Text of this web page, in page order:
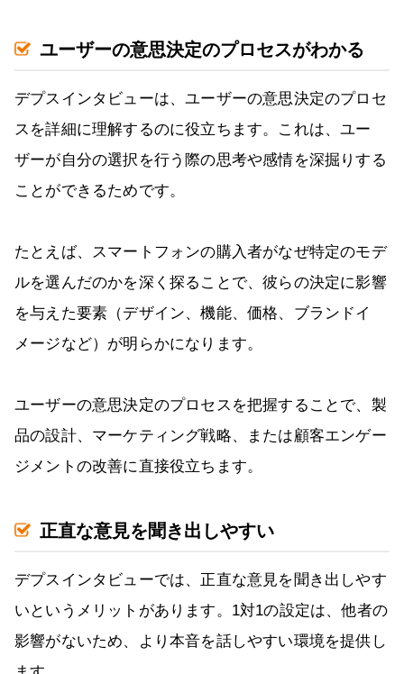
ユーザーの意思決定のプロセスがわかる
デプスインタビューは、ユーザーの意思決定のプロセ
スを詳細に理解するのに役立ちます。これは、ユー
ザーが自分の選択を行う際の思考や感情を深掘りする
ことができるためです。
たとえば、スマートフォンの購入者がなぜ特定のモデ
ルを選んだのかを深く探ることで、彼らの決定に影響
を与えた要素（デザイン、機能、価格、ブランドイ
メージなど）が明らかになります。
ユーザーの意思決定のプロセスを把握することで、製
品の設計、マーケティング戦略、または顧客エンゲー
ジメントの改善に直接役立ちます。
正直な意見を聞き出しやすい
デプスインタビューでは、正直な意見を聞き出しやす
いというメリットがあります。1対1の設定は、他者の
影響がないため、より本音を話しやすい環境を提供し